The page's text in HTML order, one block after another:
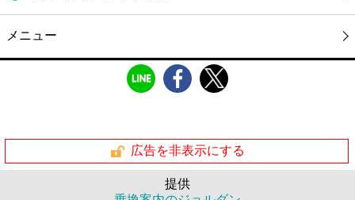
メニュー
広告を非表示にする
提供